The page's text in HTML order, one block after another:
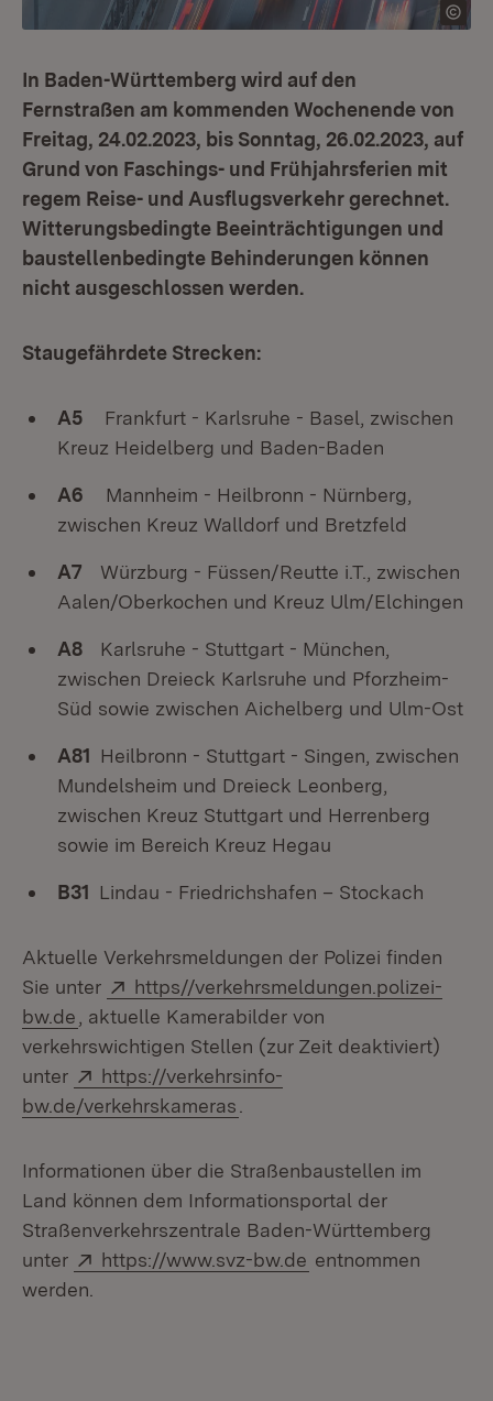
In Baden-Württemberg wird auf den
Fernstraßen am kommenden Wochenende von
Freitag, 24.02.2023, bis Sonntag, 26.02.2023, auf
Grund von Faschings- und Frühjahrsferien mit
regem Reise- und Ausflugsverkehr gerechnet.
Witterungsbedingte Beeinträchtigungen und
baustellenbedingte Behinderungen können
nicht ausgeschlossen werden.
Staugefährdete Strecken:
A5 Frankfurt - Karlsruhe - Basel, zwischen
Kreuz Heidelberg und Baden-Baden
A6 Mannheim - Heilbronn - Nürnberg,
zwischen Kreuz Walldorf und Bretzfeld
A7 Würzburg - Füssen/Reutte i.T., zwischen
Aalen/Oberkochen und Kreuz Ulm/Elchingen
A8 Karlsruhe - Stuttgart - München,
zwischen Dreieck Karlsruhe und Pforzheim-
Süd sowie zwischen Aichelberg und Ulm-Ost
A81 Heilbronn - Stuttgart - Singen, zwischen
Mundelsheim und Dreieck Leonberg,
zwischen Kreuz Stuttgart und Herrenberg
sowie im Bereich Kreuz Hegau
B31 Lindau - Friedrichshafen – Stockach
Aktuelle Verkehrsmeldungen der Polizei finden
Sie unter
Extern:
https//verkehrsmeldungen.polizei-
bw.de (Öffnet in neuem Fenster)
, aktuelle Kamerabilder von
verkehrswichtigen Stellen (zur Zeit deaktiviert)
unter
Extern:
https://verkehrsinfo-
bw.de/verkehrskameras
Informationen über die Straßenbaustellen im
Land können dem Informationsportal der
Straßenverkehrszentrale Baden-Württemberg
unter
Extern:
https://www.svz-bw.de (Öffnet in neuem
entnommen
werden.